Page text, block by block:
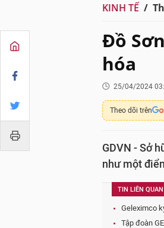
KINH TẾ
Đồ
hóa
25/04/2024
Theo dõi trên
GDVN - Sở
như một
TIN LIÊN QUAN
Geleximco
Tập đoàn